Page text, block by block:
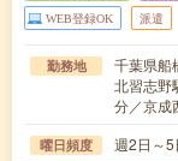
WEB登録OK 派遣
勤務地
千葉県船
北習志野
分／京成
曜日頻度 週2日～